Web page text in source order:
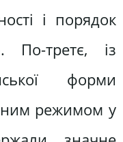
і порядок
По-третє, із
форми
режимом у